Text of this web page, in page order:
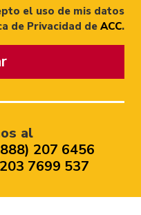
el uso de mis datos
de Privacidad de ACC.
al
207 6456
7699 537